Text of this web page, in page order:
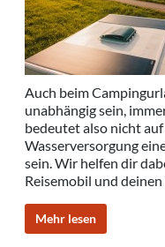
Auch beim
unabhängig sein,
bedeutet also nicht
Wasserversorgung
sein. Wir helfen dir
Reisemobil und
Mehr lesen